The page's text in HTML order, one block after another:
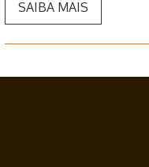
SAIBA MAIS